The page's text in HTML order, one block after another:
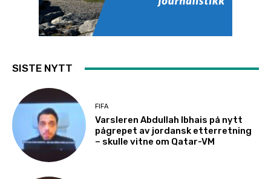
SISTE NYTT
FIFA
Varsleren Abdullah Ibhais på nytt
pågrepet av jordansk etterretning
– skulle vitne om Qatar-VM